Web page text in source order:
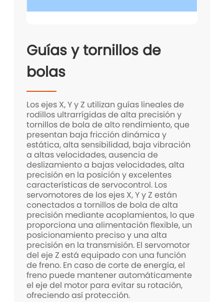
Guías y tornillos de
bolas
Los ejes X, Y y Z utilizan guías lineales de
rodillos ultrarrígidas de alta precisión y
tornillos de bola de alto rendimiento, que
presentan baja fricción dinámica y
estática, alta sensibilidad, baja vibración
a altas velocidades, ausencia de
deslizamiento a bajas velocidades, alta
precisión en la posición y excelentes
características de servocontrol. Los
servomotores de los ejes X, Y y Z están
conectados a tornillos de bola de alta
precisión mediante acoplamientos, lo que
proporciona una alimentación flexible, un
posicionamiento preciso y una alta
precisión en la transmisión. El servomotor
del eje Z está equipado con una función
de freno. En caso de corte de energía, el
freno puede mantener automáticamente
el eje del motor para evitar su rotación,
ofreciendo así protección.